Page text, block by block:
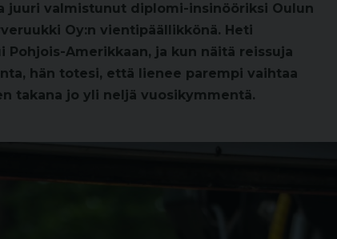
juuri valmistunut diplomi-insinööriksi Oulun
Oy:n vientipäällikkönä. Heti
Amerikkaan, ja kun näitä reissuja
hän totesi, että lienee parempi vaihtaa
takana jo yli neljä vuosikymmentä.